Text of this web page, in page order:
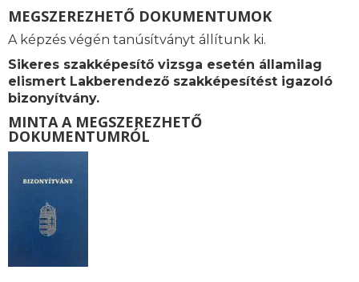
MEGSZEREZHETŐ DOKUMENTUMOK
A képzés végén tanúsítványt állítunk ki.
Sikeres szakképesítő vizsga esetén államilag
elismert Lakberendező szakképesítést igazoló
bizonyítvány.
MINTA A MEGSZEREZHETŐ
DOKUMENTUMRÓL